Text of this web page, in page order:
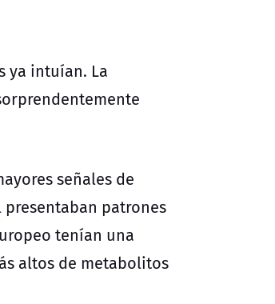
ya intuían. La
señales de
patrones
tenían una
altos de metabolitos